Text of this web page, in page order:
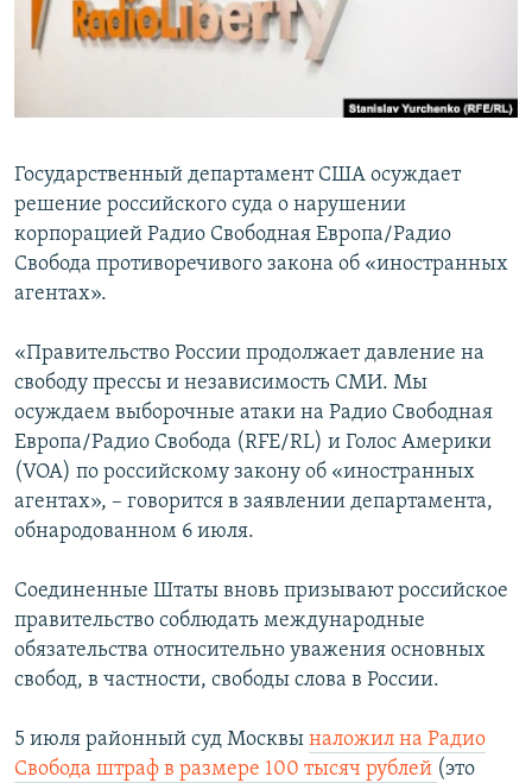
ПОБЕДИТЕЛЕЙ НЕ СУДЯТ?
ПРИСОЕДИНЯЙТЕСЬ!
Все сайты RFE/RL
Государственный департамент США осуждает
решение российского суда о нарушении
корпорацией Радио Свободная Европа/Радио
Свобода противоречивого закона об «иностранных
агентах».
«Правительство России продолжает давление на
свободу прессы и независимость СМИ. Мы
осуждаем выборочные атаки на Радио Свободная
Европа/Радио Свобода (RFE/RL) и Голос Америки
(VOA) по российскому закону об «иностранных
агентах», – говорится в заявлении департамента,
обнародованном 6 июля.
Соединенные Штаты вновь призывают российское
правительство соблюдать международные
обязательства относительно уважения основных
свобод, в частности, свободы слова в России.
5 июля районный суд Москвы наложил на Радио
Свобода штраф в размере 100 тысяч рублей (это